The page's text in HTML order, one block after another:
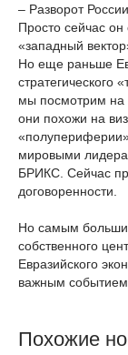
– Разворот
Просто сейчас он
«западный
Но еще раньше
стратегического
мы посмотрим на
они похожи на
мировыми
БРИКС. Сейчас
договоренности.
Но самым
собственного
Евразийского
важным событием
Похожие